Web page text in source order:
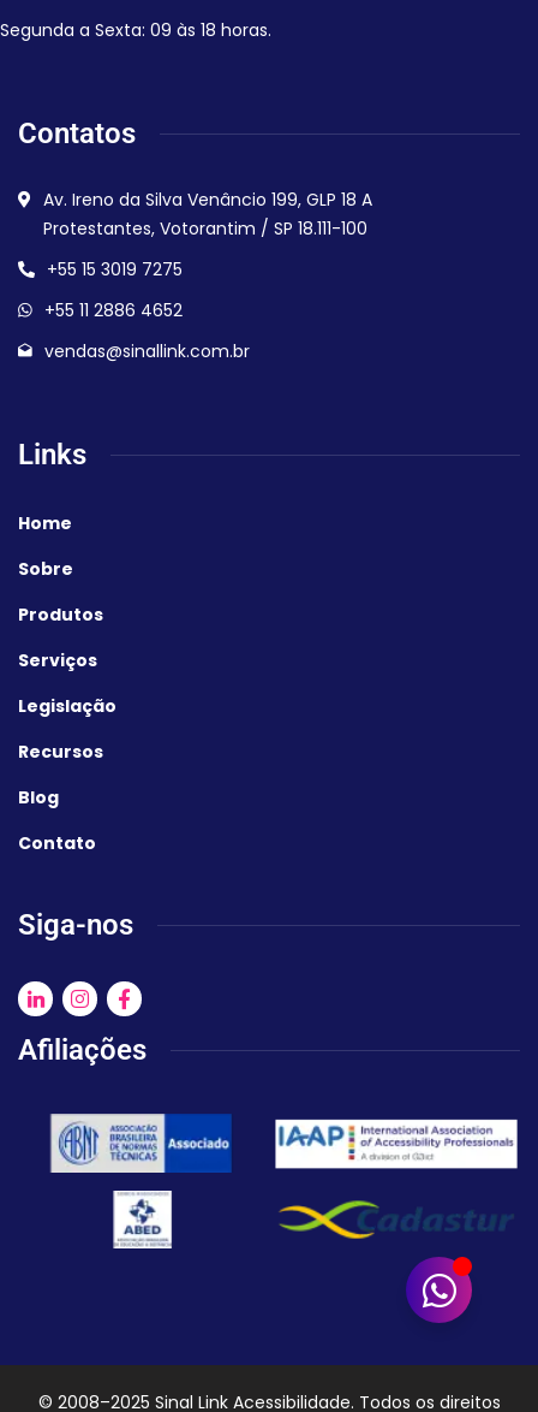
Segunda a Sexta: 09 às 18 horas.
Contatos
Av. Ireno da Silva Venâncio 199, GLP 18 A
Protestantes, Votorantim / SP 18.111-100
+55 15 3019 7275
+55 11 2886 4652
vendas@sinallink.com.br
Links
Home
Sobre
Produtos
Serviços
Legislação
Recursos
Blog
Contato
Siga-nos
Afiliações
© 2008–2025 Sinal Link Acessibilidade. Todos os direitos